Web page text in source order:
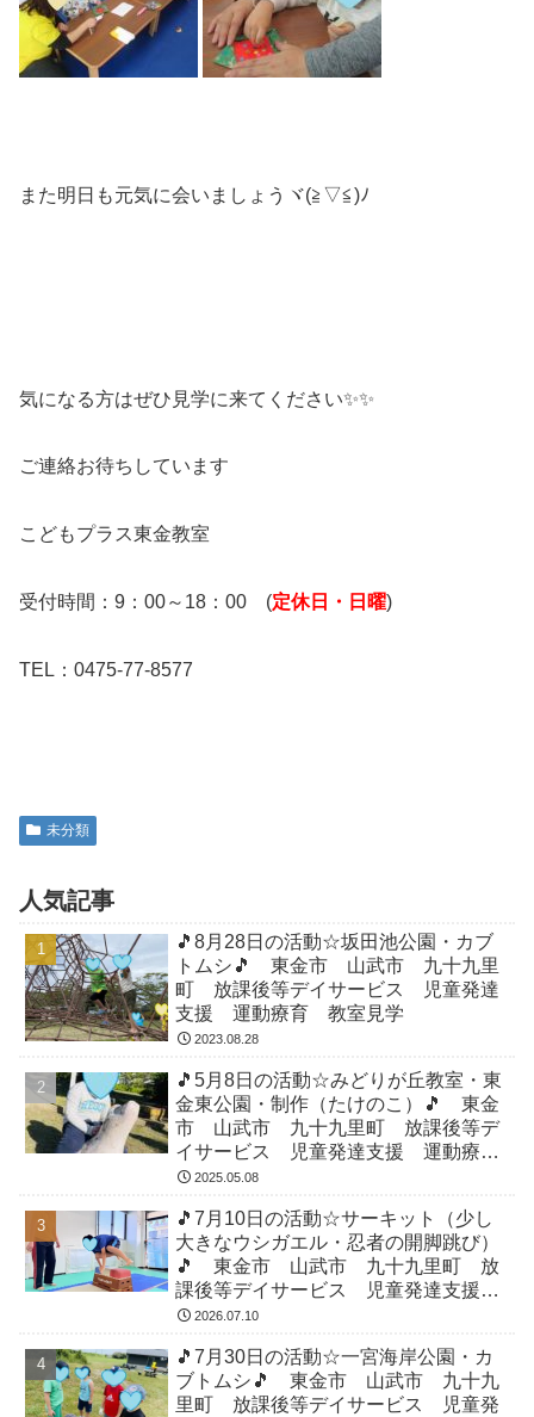
また明日も元気に会いましょうヾ(≧▽≦)ﾉ
気になる方はぜひ見学に来てください✨✨
ご連絡お待ちしています
こどもプラス東金教室
受付時間：9：00～18：00 (定休日・日曜)
TEL：0475-77-8577
未分類
人気記事
🎵8月28日の活動☆坂田池公園・カブ
トムシ🎵 東金市 山武市 九十九里
町 放課後等デイサービス 児童発達
支援 運動療育 教室見学
2023.08.28
🎵5月8日の活動☆みどりが丘教室・東
金東公園・制作（たけのこ）🎵 東金
市 山武市 九十九里町 放課後等デ
イサービス 児童発達支援 運動療
育 教室見学
2025.05.08
🎵7月10日の活動☆サーキット（少し
大きなウシガエル・忍者の開脚跳び）
🎵 東金市 山武市 九十九里町 放
課後等デイサービス 児童発達支援
運動療育 教室見学
2026.07.10
🎵7月30日の活動☆一宮海岸公園・カ
ブトムシ🎵 東金市 山武市 九十九
里町 放課後等デイサービス 児童発